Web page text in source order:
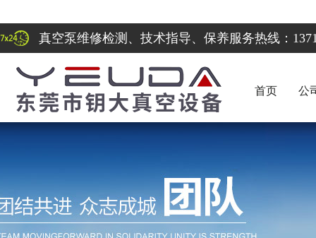
真空泵维修检测、技术指导、保养服务热线：
首页 公